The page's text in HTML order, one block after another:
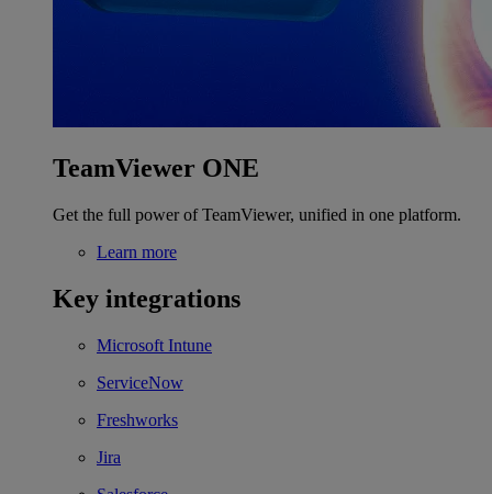
TeamViewer ONE
Get the full power of TeamViewer, unified in one platform.
Learn more
Key integrations
Microsoft Intune
ServiceNow
Freshworks
Jira